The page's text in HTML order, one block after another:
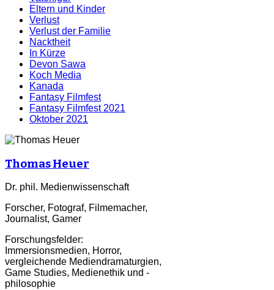
Eltern und Kinder
Verlust
Verlust der Familie
Nacktheit
In Kürze
Devon Sawa
Koch Media
Kanada
Fantasy Filmfest
Fantasy Filmfest 2021
Oktober 2021
Thomas Heuer
Dr. phil. Medienwissenschaft
Forscher, Fotograf, Filmemacher,
Journalist, Gamer
Forschungsfelder:
Immersionsmedien, Horror,
vergleichende Mediendramaturgien,
Game Studies, Medienethik und -
philosophie